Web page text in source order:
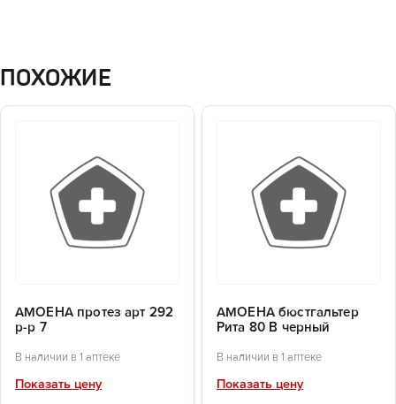
ПОХОЖИЕ
АМОЕНА протез арт 292
р-р 7
В наличии в 1 аптеке
Показать цену
АМОЕНА бюстгальтер
Рита 80 В черный
В наличии в 1 аптеке
Показать цену